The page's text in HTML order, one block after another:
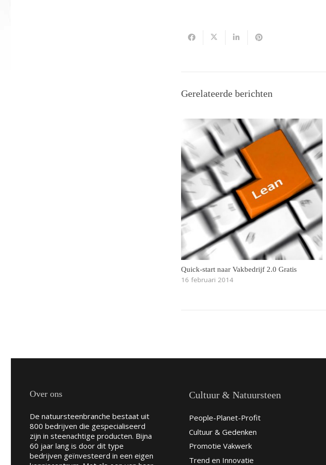
Gerelateerde berichten
Quick-start naar Vakbedrijf 2.0 Gratis
16 februari 2014
Over ons
De natuursteenbranche bestaat uit
800 bedrijven die gespecialiseerd
zijn in steenachtige producten. Bijna
60 jaar lang is door dit type
bedrijven geïnvesteerd in een eigen
Cultuur & Natuursteen
People-Planet-Profit
Cultuur & Gedenken
Promotie Vakwerk
Trend en Innovatie